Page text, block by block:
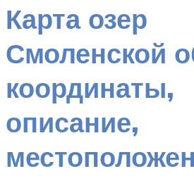
Карта озер
Смоленской
координаты,
описание,